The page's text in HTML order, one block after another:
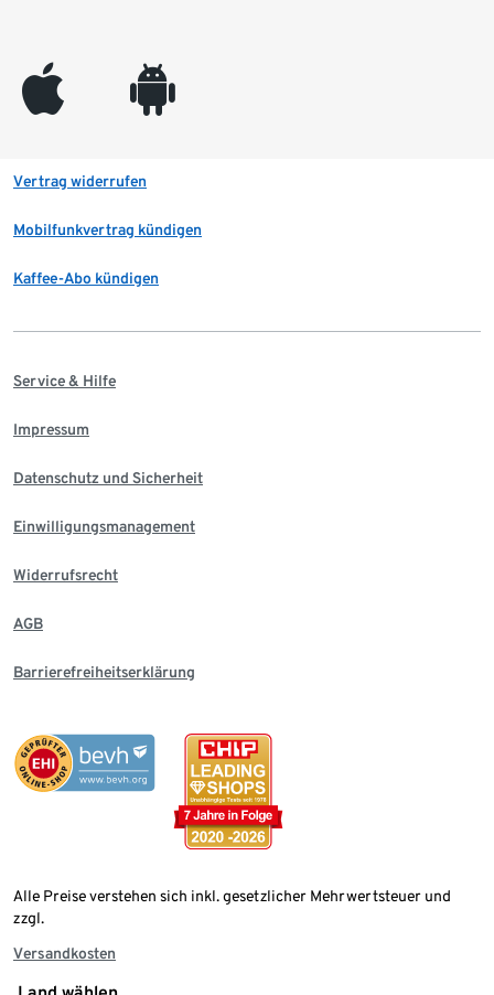
appleinc android
Vertrag widerrufen
Mobilfunkvertrag kündigen
Kaffee-Abo kündigen
Service & Hilfe
Impressum
Datenschutz und Sicherheit
Einwilligungsmanagement
Widerrufsrecht
AGB
Barrierefreiheitserklärung
Alle Preise verstehen sich inkl. gesetzlicher Mehrwertsteuer und
zzgl.
Versandkosten